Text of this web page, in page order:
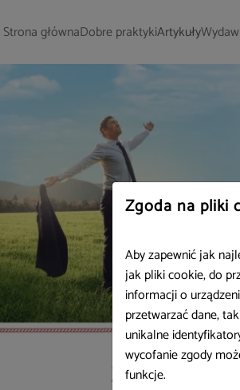
Strona głównaDobre praktykiArtykuły
Zagrożenia
Zgoda na pliki
Aby zapewnić jak
jak pliki cookie, do
informacji o
przetwarzać dane,
unikalne
wycofanie zgody
funkcje.